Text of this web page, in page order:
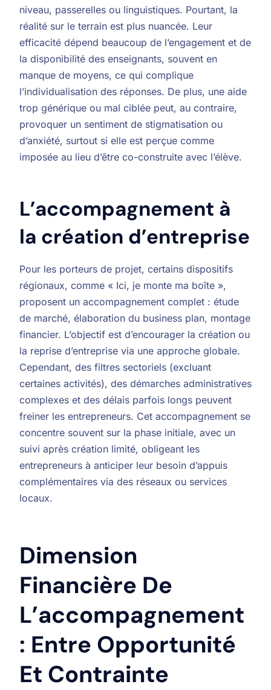
niveau, passerelles ou linguistiques. Pourtant, la
réalité sur le terrain est plus nuancée. Leur
efficacité dépend beaucoup de l’engagement et de
la disponibilité des enseignants, souvent en
manque de moyens, ce qui complique
l’individualisation des réponses. De plus, une aide
trop générique ou mal ciblée peut, au contraire,
provoquer un sentiment de stigmatisation ou
d’anxiété, surtout si elle est perçue comme
imposée au lieu d’être co-construite avec l’élève.
L’accompagnement à
la création d’entreprise
Pour les porteurs de projet, certains dispositifs
régionaux, comme « Ici, je monte ma boîte »,
proposent un accompagnement complet : étude
de marché, élaboration du business plan, montage
financier. L’objectif est d’encourager la création ou
la reprise d’entreprise via une approche globale.
Cependant, des filtres sectoriels (excluant
certaines activités), des démarches administratives
complexes et des délais parfois longs peuvent
freiner les entrepreneurs. Cet accompagnement se
concentre souvent sur la phase initiale, avec un
suivi après création limité, obligeant les
entrepreneurs à anticiper leur besoin d’appuis
complémentaires via des réseaux ou services
locaux.
Dimension
Financière De
L’accompagnement
: Entre Opportunité
Et Contrainte